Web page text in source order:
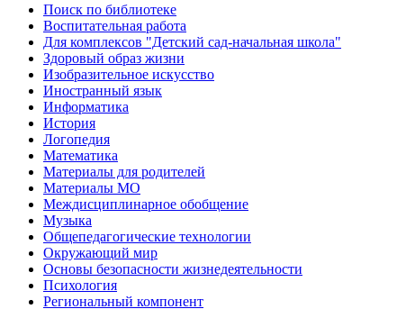
Поиск по библиотеке
Воспитательная работа
Для комплексов "Детский сад-начальная школа"
Здоровый образ жизни
Изобразительное искусство
Иностранный язык
Информатика
История
Логопедия
Математика
Материалы для родителей
Материалы МО
Междисциплинарное обобщение
Музыка
Общепедагогические технологии
Окружающий мир
Основы безопасности жизнедеятельности
Психология
Региональный компонент